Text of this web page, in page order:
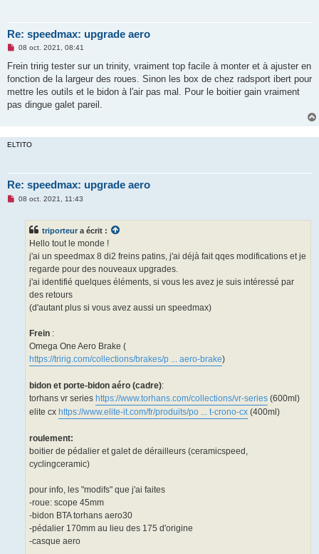
Re: speedmax: upgrade aero
M
s
a
g
n
u
08 oct. 2021, 08:41
Frein tririg tester sur un trinity, vraiment top facile à monter et à ajuster en
fonction de la largeur des roues. Sinon les box de chez radsport ibert pour
mettre les outils et le bidon à l'air pas mal. Pour le boitier gain vraiment
pas dingue galet pareil.
ELTITO
Re: speedmax: upgrade aero
M08 oct. 2021, 11:43
triporteur a écrit :
Hello tout le monde !
j'ai un speedmax 8 di2 freins patins, j'ai déjà fait qqes modifications et je
regarde pour des nouveaux upgrades.
j'ai identifié quelques éléments, si vous les avez je suis intéressé par
des retours
(d'autant plus si vous avez aussi un speedmax)
Frein :
Omega One Aero Brake (
https://tririg.com/collections/brakes/p ... aero-brake)
bidon et porte-bidon aéro (cadre):
torhans vr series https://www.torhans.com/collections/vr-series (600ml)
elite cx https://www.elite-it.com/fr/produits/po ... t-crono-cx (400ml)
roulement:
boitier de pédalier et galet de dérailleurs (ceramicspeed,
cyclingceramic)
pour info, les "modifs" que j'ai faites
-roue: scope 45mm
-bidon BTA torhans aero30
-pédalier 170mm au lieu des 175 d'origine
-casque aero